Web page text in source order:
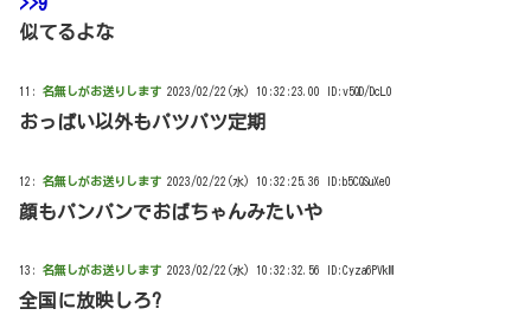
似てるよな
11: 名無しがお送りします 2023/02/22(水) 10:32:23.00 ID:v5QD/DcL0
おっぱい以外もパツパツ定期
12: 名無しがお送りします 2023/02/22(水) 10:32:25.36 ID:b5CQSuXe0
顔もパンパンでおばちゃんみたいや
13: 名無しがお送りします 2023/02/22(水) 10:32:32.56 ID:Cyza6PVkM
全国に放映しろ?